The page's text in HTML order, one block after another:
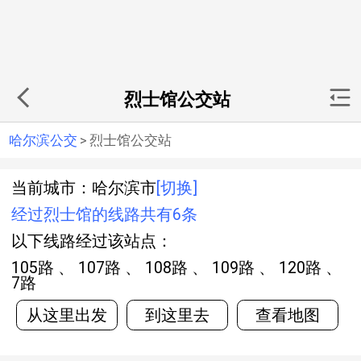
烈士馆公交站
哈尔滨公交 > 烈士馆公交站
当前城市：哈尔滨市 [切换]
经过烈士馆的线路共有6条
以下线路经过该站点：
105路 、 107路 、 108路 、 109路 、 120路 、
7路
从这里出发
到这里去 查看地图